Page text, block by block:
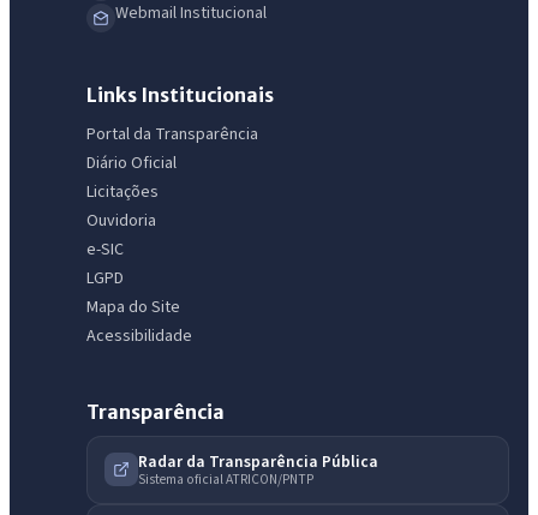
Webmail Institucional
Links Institucionais
Portal da Transparência
Diário Oficial
Licitações
Ouvidoria
e-SIC
LGPD
Mapa do Site
Acessibilidade
Transparência
Radar da Transparência Pública
Sistema oficial ATRICON/PNTP